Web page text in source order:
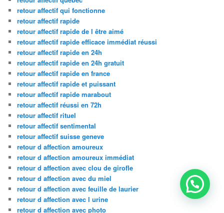
retour affectif qui fonctionne
retour affectif rapide
retour affectif rapide de l être aimé
retour affectif rapide efficace immédiat réussi
retour affectif rapide en 24h
retour affectif rapide en 24h gratuit
retour affectif rapide en france
retour affectif rapide et puissant
retour affectif rapide marabout
retour affectif réussi en 72h
retour affectif rituel
retour affectif sentimental
retour affectif suisse geneve
retour d affection amoureux
retour d affection amoureux immédiat
retour d affection avec clou de girofle
retour d affection avec du miel
retour d affection avec feuille de laurier
retour d affection avec l urine
retour d affection avec photo